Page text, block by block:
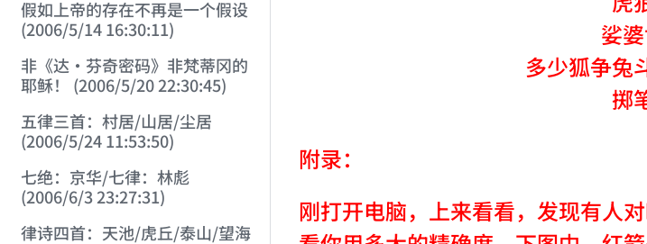
假如上帝的存在不再是一个假设
(2006/5/14 16:30:11)
非《达·芬奇密码》非梵蒂冈的
耶稣！ (2006/5/20 22:30:45)
五律三首：村居/山居/尘居
(2006/5/24 11:53:50)
七绝：京华/七律：林彪
(2006/6/3 23:27:31)
律诗四首：天池/虎丘/泰山/望海
娑
多少狐争兔
掷
附录：
刚打开电脑，上来看看，发现有人